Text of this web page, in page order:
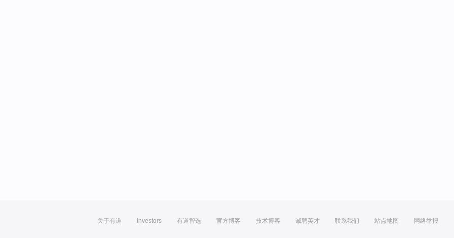
关于有道 Investors 有道智选 官方博客 技术博客 诚聘英才 联系我们 站点地图 网络举报